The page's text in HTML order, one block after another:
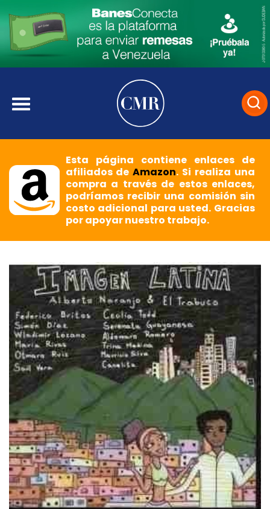
Esta página contiene enlaces de
afiliados deAmazon. Si realiza una
compra a través de estos enlaces,
podríamos recibir una comisión sin
costo adicional para usted. Gracias
por apoyar nuestro trabajo.